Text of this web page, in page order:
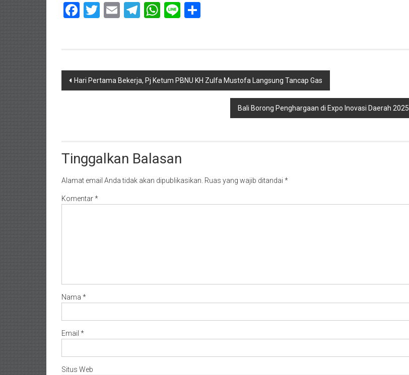
Facebook
Twitter
EmailTelegram
WhatsApp
Line
Navigasi
Hari Pertama Bekerja, Pj Ketum PBNU KH Zulfa Mustofa Langsung Tancap Gas
Bali Borong Penghargaan di Expo Inovasi Daerah 2025
Tinggalkan Balasan
Alamat email Anda tidak akan dipublikasikan. Ruas yang wajib ditandai *
Komentar*
Nama *
Email *
Situs Web